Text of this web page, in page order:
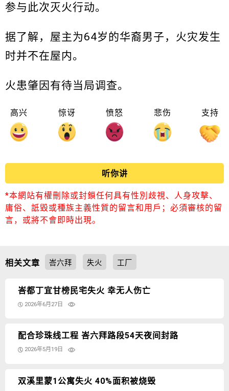
参与此次灭火行动。
据了解，屋主为64岁的华裔男子，火灾发生
时并不在屋内。
火患肇因有待当局调查。
高兴 惊讶 愤怒 悲伤 支持
听你讲
*本網站有權刪除或封鎖任何具有性別歧視、人身攻擊、
庸俗、詆毀或種族主義性質的留言和用戶；必須審核的留
言，或將不會即時出現。
相关文章 峇六拜 失火 工厂
峇都丁宜甘榜民宅失火 幸无人伤亡
2026年6月27日
配合珍珠线工程 峇六拜路段54天夜间封路
2026年5月19日
双溪里蒙1公寓失火 40%面积被烧毁